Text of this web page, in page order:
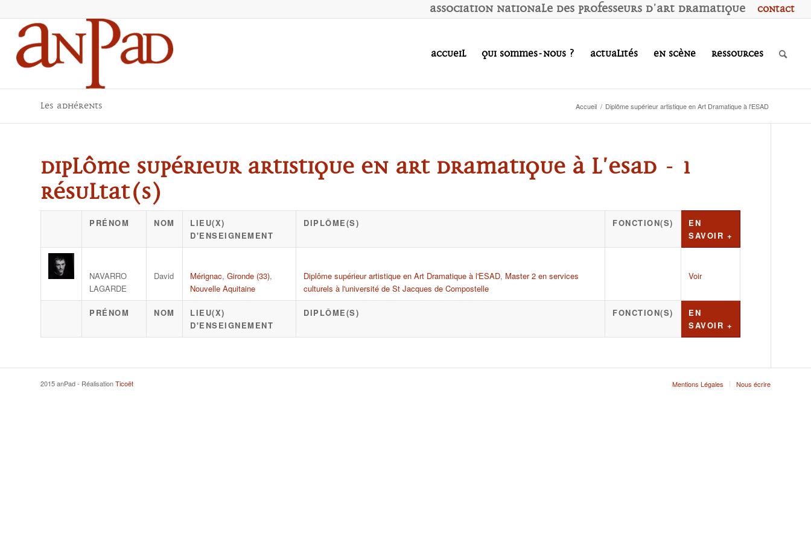
Contact
Association Nationale des Professeurs d'Art Dramatique
Accueil Qui sommes-nous ? Actualités En scène Ressources
Les adhérents Accueil / Diplôme supérieur artistique en Art Dramatique à l'ESAD
Diplôme supérieur artistique en Art Dramatique à l'ESAD - 1
résultat(s)
PRÉNOM NOM
LIEU(X)
D'ENSEIGNEMENT
DIPLÔME(S) FONCTION(S)
EN
SAVOIR +
NAVARRO
LAGARDE
David Mérignac, Gironde (33),
Nouvelle Aquitaine
Diplôme supérieur artistique en Art Dramatique à l'ESAD, Master 2 en services
culturels à l'université de St Jacques de Compostelle
Voir
PRÉNOM NOM
LIEU(X)
D'ENSEIGNEMENT
DIPLÔME(S) FONCTION(S)
EN
SAVOIR +
2015 anPad - RéalisationTicoët Mentions Légales Nous écrire